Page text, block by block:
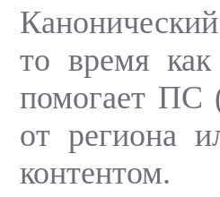
то время
помогает ПС
от региона
контентом.